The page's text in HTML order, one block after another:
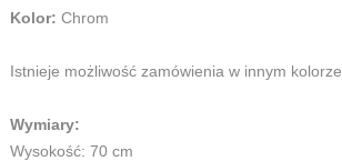
Kolor: Chrom
Istnieje możliwość zamówienia w innym kolorze
Wymiary:
Wysokość: 70 cm